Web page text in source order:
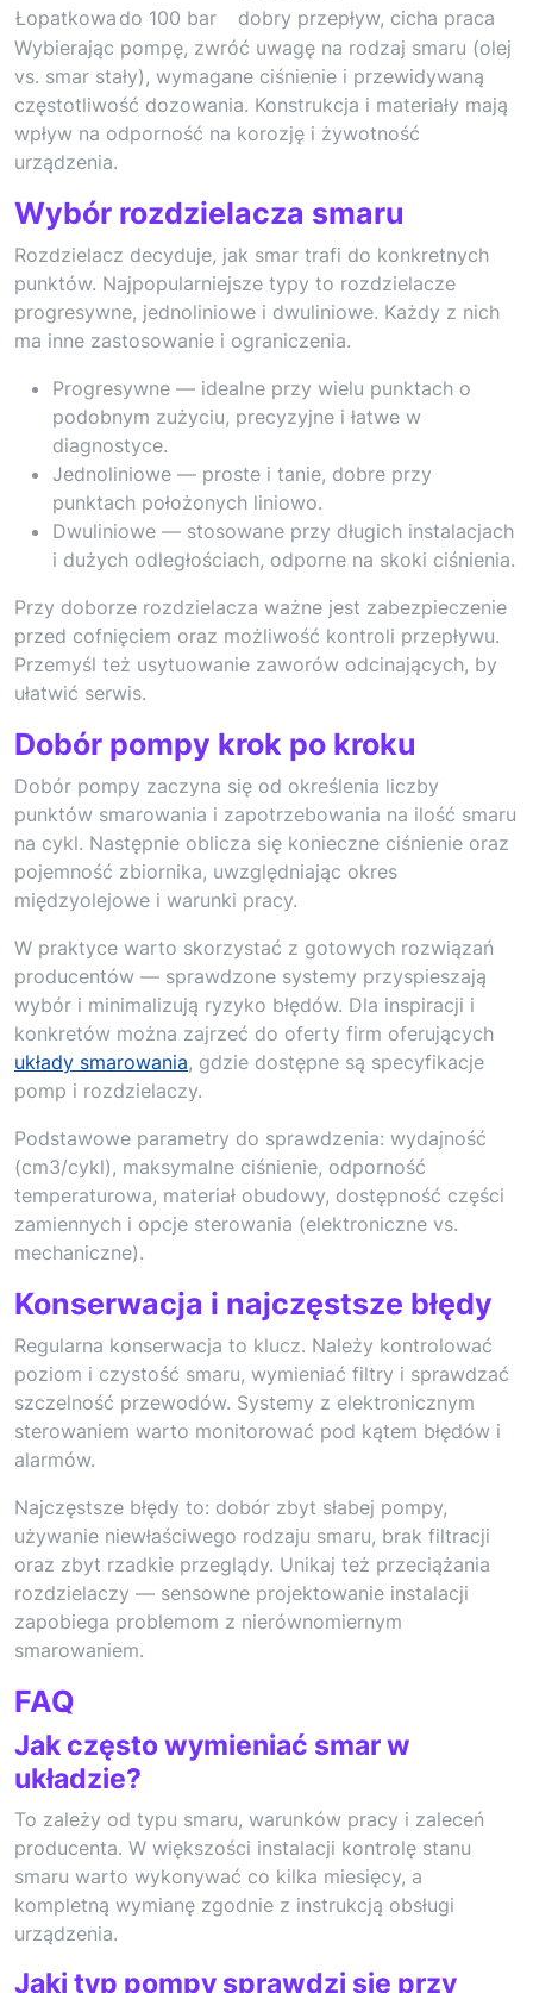
Łopatkowa do 100 bar
dobry przepływ, cicha praca
Wybierając pompę, zwróć uwagę na rodzaj smaru (olej
vs. smar stały), wymagane ciśnienie i przewidywaną
częstotliwość dozowania. Konstrukcja i materiały mają
wpływ na odporność na korozję i żywotność
urządzenia.
Wybór rozdzielacza smaru
Rozdzielacz decyduje, jak smar trafi do konkretnych
punktów. Najpopularniejsze typy to rozdzielacze
progresywne, jednoliniowe i dwuliniowe. Każdy z nich
ma inne zastosowanie i ograniczenia.
Progresywne — idealne przy wielu punktach o
podobnym zużyciu, precyzyjne i łatwe w
diagnostyce.
Jednoliniowe — proste i tanie, dobre przy
punktach położonych liniowo.
Dwuliniowe — stosowane przy długich instalacjach
i dużych odległościach, odporne na skoki ciśnienia.
Przy doborze rozdzielacza ważne jest zabezpieczenie
przed cofnięciem oraz możliwość kontroli przepływu.
Przemyśl też usytuowanie zaworów odcinających, by
ułatwić serwis.
Dobór pompy krok po kroku
Dobór pompy zaczyna się od określenia liczby
punktów smarowania i zapotrzebowania na ilość smaru
na cykl. Następnie oblicza się konieczne ciśnienie oraz
pojemność zbiornika, uwzględniając okres
międzyolejowe i warunki pracy.
W praktyce warto skorzystać z gotowych rozwiązań
producentów — sprawdzone systemy przyspieszają
wybór i minimalizują ryzyko błędów. Dla inspiracji i
konkretów można zajrzeć do oferty firm oferujących
układy smarowania, gdzie dostępne są specyfikacje
pomp i rozdzielaczy.
Podstawowe parametry do sprawdzenia: wydajność
(cm3/cykl), maksymalne ciśnienie, odporność
temperaturowa, materiał obudowy, dostępność części
zamiennych i opcje sterowania (elektroniczne vs.
mechaniczne).
Konserwacja i najczęstsze błędy
Regularna konserwacja to klucz. Należy kontrolować
poziom i czystość smaru, wymieniać filtry i sprawdzać
szczelność przewodów. Systemy z elektronicznym
sterowaniem warto monitorować pod kątem błędów i
alarmów.
Najczęstsze błędy to: dobór zbyt słabej pompy,
używanie niewłaściwego rodzaju smaru, brak filtracji
oraz zbyt rzadkie przeglądy. Unikaj też przeciążania
rozdzielaczy — sensowne projektowanie instalacji
zapobiega problemom z nierównomiernym
smarowaniem.
FAQ
Jak często wymieniać smar w
układzie?
To zależy od typu smaru, warunków pracy i zaleceń
producenta. W większości instalacji kontrolę stanu
smaru warto wykonywać co kilka miesięcy, a
kompletną wymianę zgodnie z instrukcją obsługi
urządzenia.
Jaki typ pompy sprawdzi się przy